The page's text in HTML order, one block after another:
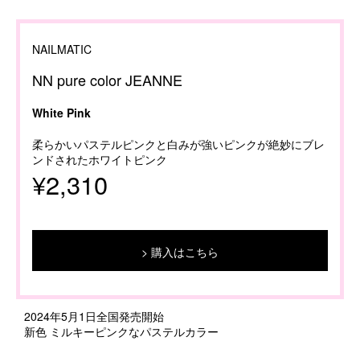
NAILMATIC
NN pure color JEANNE
White Pink
柔らかいパステルピンクと白みが強いピンクが絶妙にブレ
ンドされたホワイトピンク
¥2,310
購入はこちら
2024年5月1日全国発売開始
新色 ミルキーピンクなパステルカラー